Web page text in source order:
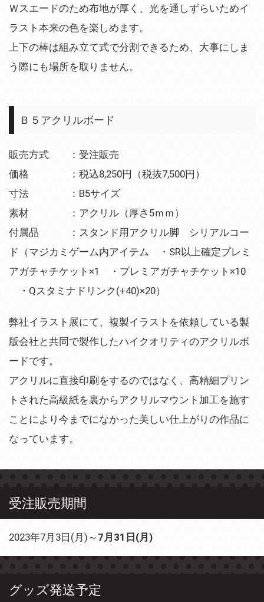
Ｗスエードのため布地が厚く、光を通しずらいためイ
ラスト本来の色を楽しめます。
上下の棒は組み立て式で分割できるため、大事にしま
う際にも場所を取りません。
Ｂ５アクリルボード
販売方式 ：受注販売
価格 ：税込8,250円（税抜7,500円）
寸法 ：B5サイズ
素材 ：アクリル（厚さ5ｍｍ）
付属品 ：スタンド用アクリル脚 シリアルコー
ド（マジカミゲーム内アイテム ・SR以上確定プレミ
アガチャチケット×1 ・プレミアガチャチケット×10
・Qスタミナドリンク(+40)×20）
弊社イラスト展にて、複製イラストを依頼している製
版会社と共同で製作したハイクオリティのアクリルボ
ードです。
アクリルに直接印刷をするのではなく、高精細プリン
トされた高級紙を裏からアクリルマウント加工を施す
ことにより今までになかった美しい仕上がりの作品に
なっています。
受注販売期間
2023年7月3日(月)～ 7月31日(月)
グッズ発送予定